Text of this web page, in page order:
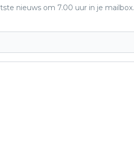
nieuws om 7.00 uur in je mailbox.